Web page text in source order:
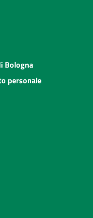
Bologna
personale